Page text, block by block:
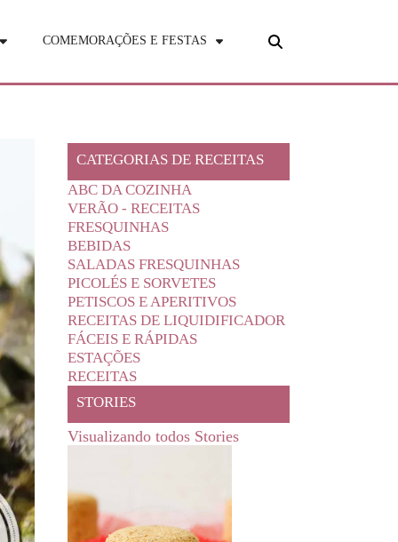
COMEMORAÇÕES E FESTAS
CATEGORIAS DE RECEITAS
ABC DA COZINHA
VERÃO - RECEITAS
FRESQUINHAS
BEBIDAS
SALADAS FRESQUINHAS
PICOLÉS E SORVETES
PETISCOS E APERITIVOS
RECEITAS DE LIQUIDIFICADOR
FÁCEIS E RÁPIDAS
ESTAÇÕES
RECEITAS
STORIES
Visualizando todos Stories